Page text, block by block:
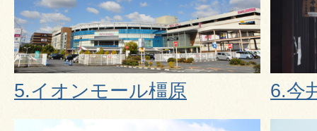
5.イオンモール橿原 6.今